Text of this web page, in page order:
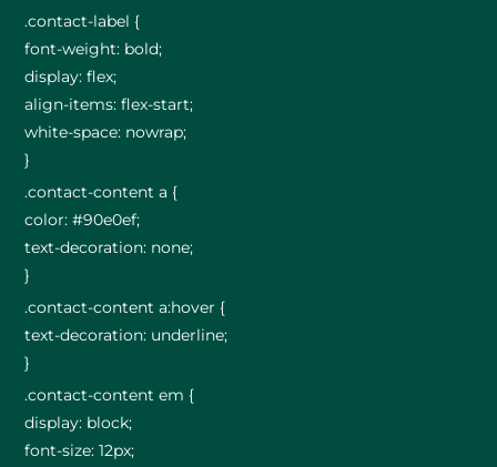
.contact-label {
font-weight: bold;
display: flex;
align-items: flex-start;
white-space: nowrap;
}
.contact-content a {
color: #90e0ef;
text-decoration: none;
}
.contact-content a:hover {
text-decoration: underline;
}
.contact-content em {
display: block;
font-size: 12px;